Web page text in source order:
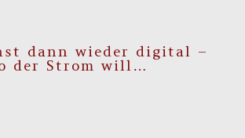
dann wieder digital –
der Strom will…